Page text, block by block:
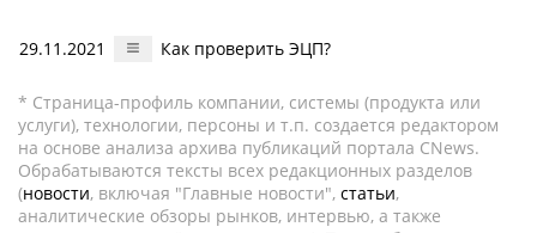
29.11.2021 Как проверить ЭЦП?
* Страница-профиль компании, системы (продукта или
услуги), технологии, персоны и т.п. создается редактором
на основе анализа архива публикаций портала CNews.
Обрабатываются тексты всех редакционных разделов
(новости, включая "Главные новости", статьи,
аналитические обзоры рынков, интервью, а также